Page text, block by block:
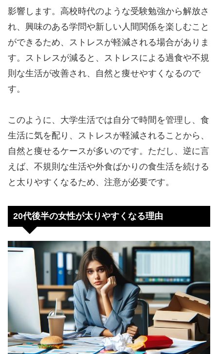
影響します。高校時代のような受験勉強から解放さ
れ、興味のある学問や新しい人間関係を楽しむこと
ができるため、ストレスが軽減される場合がありま
す。ストレスが減ると、ストレスによる過食や不規
則な生活が改善され、自然と痩せやすくなるので
す。
このように、大学生活では自分で時間を管理し、食
生活に気を配り、ストレスが軽減されることから、
自然と痩せるケースが多いのです。ただし、逆に言
えば、不規則な生活や外食ばかりの食生活を続ける
と太りやすくなるため、注意が必要です。
20代後半の女性が太りやすくなる理由